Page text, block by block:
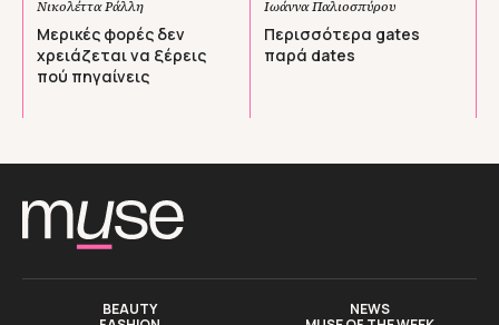
Νικολέττα Ράλλη
Μερικές φορές δεν
χρειάζεται να ξέρεις
πού πηγαίνεις
Ιωάννα Παλιοσπύρου
Περισσότερα gates
παρά dates
BEAUTY
NEWS